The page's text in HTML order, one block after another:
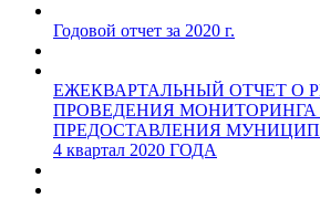
Годовой отчет за 2020 г.
ЕЖЕКВАРТАЛЬНЫЙ ОТЧЕТ О
ПРОВЕДЕНИЯ МОНИТОРИНГА
ПРЕДОСТАВЛЕНИЯ
4 квартал 2020 ГОДА